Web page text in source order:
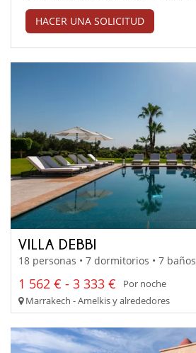
HACER UNA SOLICITUD
VILLA DEBBI
18 personas • 7 dormitorios • 7 baños
1 562 € - 3 333 €
Por noche
Marrakech - Amelkis y alrededores